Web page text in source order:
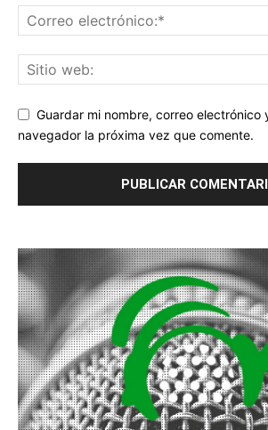
Guardar mi nombre, correo electrónico
navegador la próxima vez que comente.